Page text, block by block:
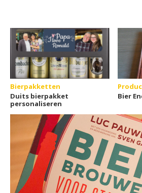
Bierpakketten
Duits bierpakket
personaliseren
Bier